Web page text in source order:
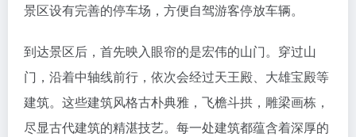
景区设有完善的停车场，方便自驾游客停放车辆。
到达景区后，首先映入眼帘的是宏伟的山门。穿过山
门，沿着中轴线前行，依次会经过天王殿、大雄宝殿等
建筑。这些建筑风格古朴典雅，飞檐斗拱，雕梁画栋，
尽显古代建筑的精湛技艺。每一处建筑都蕴含着深厚的